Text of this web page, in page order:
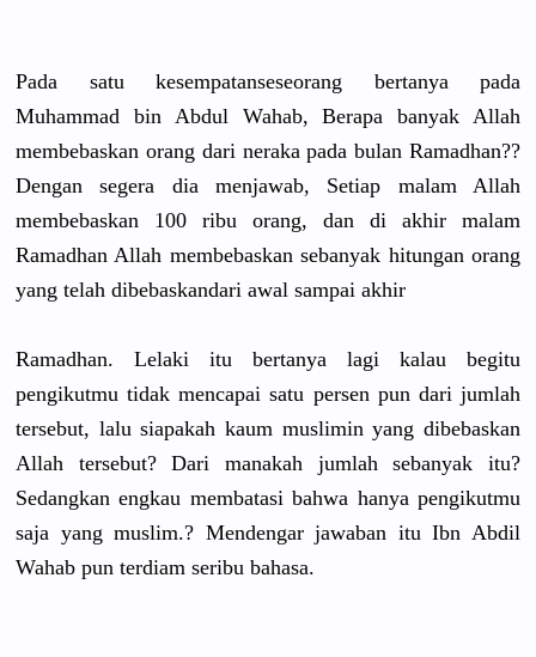
Pada satu kesempatanseseorang bertanya pada
Muhammad bin Abdul Wahab, Berapa banyak Allah
membebaskan orang dari neraka pada bulan Ramadhan??
Dengan segera dia menjawab, Setiap malam Allah
membebaskan 100 ribu orang, dan di akhir malam
Ramadhan Allah membebaskan sebanyak hitungan orang
yang telah dibebaskandari awal sampai akhir
Ramadhan. Lelaki itu bertanya lagi kalau begitu
pengikutmu tidak mencapai satu persen pun dari jumlah
tersebut, lalu siapakah kaum muslimin yang dibebaskan
Allah tersebut? Dari manakah jumlah sebanyak itu?
Sedangkan engkau membatasi bahwa hanya pengikutmu
saja yang muslim.? Mendengar jawaban itu Ibn Abdil
Wahab pun terdiam seribu bahasa.